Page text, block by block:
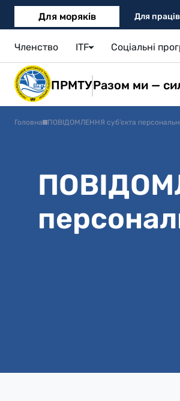
Для моряків Для
Членство ITF Соціальні
ПРМТУРазом ми —
Головна ПОВІДОМЛЕННЯ суб’єкта